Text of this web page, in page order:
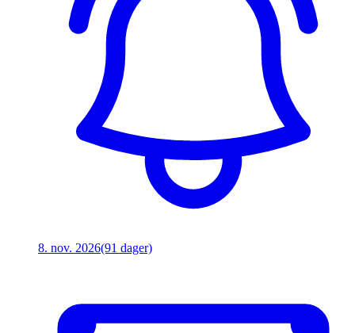
8. nov. 2026(91 dager)